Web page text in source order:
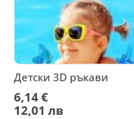
Детски 3D ръкави
6,14 €
12,01 лв